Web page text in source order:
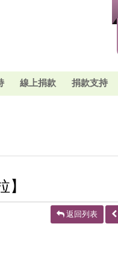
線上捐款 捐款支持
返回列表